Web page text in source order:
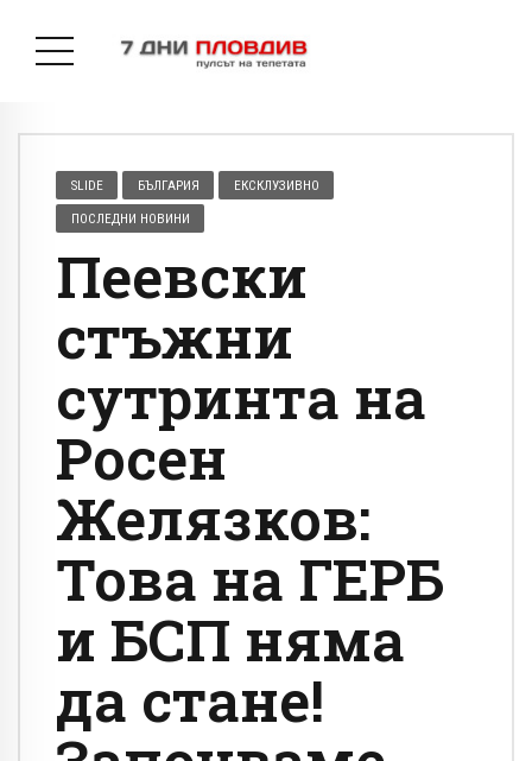
SLIDE БЪЛГАРИЯ ЕКСКЛУЗИВНО
ПОСЛЕДНИ НОВИНИ
Пеевски
стъжни
сутринта на
Росен
Желязков:
Това на ГЕРБ
и БСП няма
да стане!